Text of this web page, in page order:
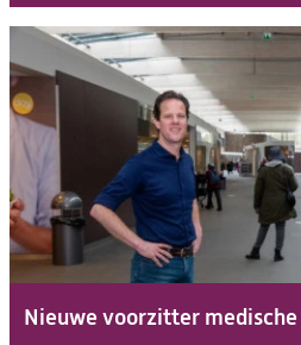
Nieuwe voorzitter